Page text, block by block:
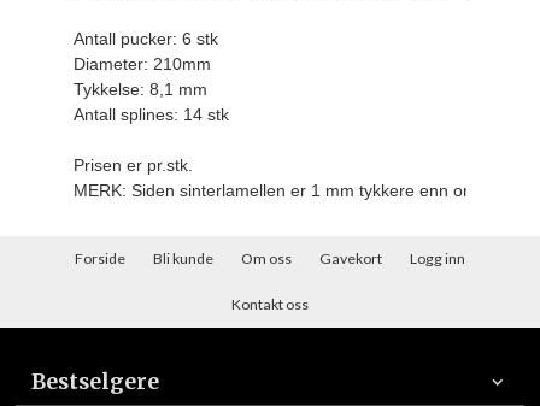
Antall pucker: 6 stk
Diameter: 210mm
Tykkelse: 8,1 mm
Antall splines: 14 stk
Prisen er pr.stk.
MERK: Siden sinterlamellen er 1 mm tykkere enn
Forside Bli kunde Om oss Gavekort Logg inn
Kontakt oss
Bestselgere